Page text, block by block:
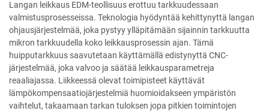
Langan leikkaus EDM-teollisuus erottuu tarkkuudessaan
valmistusprosesseissa. Teknologia hyödyntää kehittynyttä langan
ohjausjärjestelmää, joka pystyy ylläpitämään sijainnin tarkkuutta
mikron tarkkuudella koko leikkausprosessin ajan. Tämä
huipputarkkuus saavutetaan käyttämällä edistynyttä CNC-
järjestelmää, joka valvoo ja säätää leikkausparametreja
reaaliajassa. Liikkeessä olevat toimipisteet käyttävät
lämpökompensaatiojärjestelmiä huomioidakseen ympäristön
vaihtelut, takaamaan tarkan tuloksen jopa pitkien toimintojen